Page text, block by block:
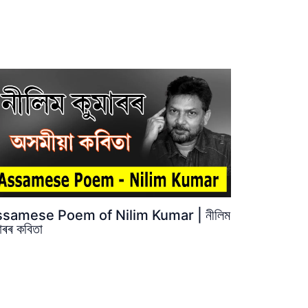
Poem of Nilim Kumar | নীলিম
কবিতা